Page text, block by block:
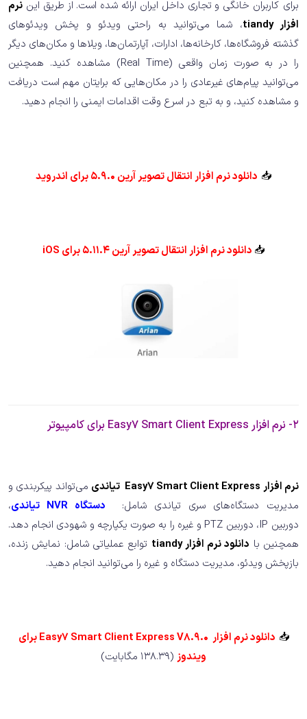
برای کاربران خانگی و تجاری داخل ایران ارائه شده است. از طریق این نرم
افزار tiandy
، شما می‌توانید به راحتی ویدئو و پخش ویدئوهای
گذشته فروشگاه‌ها، کارخانه‌ها، ادارات، آپارتمان‌ها، ویلاها و مکان‌های دیگر
را در به صورت زمان واقعی (Real Time) مشاهده کنید. همچنین
می‌توانید پیام‌های غیرعادی را در مکان‌هایی که برایتان مهم است دریافت
و مشاهده کنید، و به تبع در اسرع وقت اقدامات ایمنی را انجام دهید.
📥 دانلود نرم افزار انتقال تصویر آرین 5.9.0 برای اندروید
📥 دانلود نرم افزار انتقال تصویر آرین 5.11.4 برای iOS
2- نرم افزار Easy7 Smart Client Express برای کامپیوتر
نرم افزار Easy7 Smart Client Express تیاندی
می‌تواند پیکربندی و
مدیریت دستگاه‌های سری تیاندی شامل: دستگاه NVR تیاندی
،
دوربین IP، دوربین PTZ و غیره را به صورت یکپارچه و شهودی انجام دهد.
همچنین با دانلود نرم افزار tiandy
توابع عملیاتی شامل: نمایش زنده،
بازپخش ویدئو، مدیریت دستگاه و غیره را می‌توانید انجام دهید.
📥
دانلود نرم افزار Easy7 Smart Client Express V8.9.0 برای
ویندوز (138.39 مگابایت)